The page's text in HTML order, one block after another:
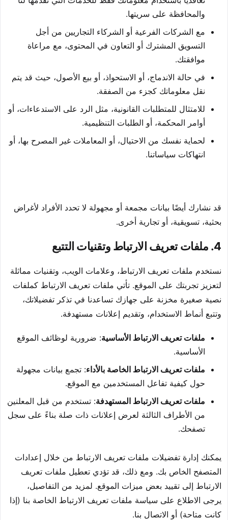
والمحافظة على سريتها.
مع الشركات الفرعية أو الشركاء التجاريين من أجل
التسويق المشترك أو التعاون في المحتوى، مع مراعاة
موافقتك.
في حالة الاندماج، أو الاستحواذ، أو بيع الأصول، حيث قد يتم
نقل معلوماتك كجزء من الصفقة.
للامتثال للمتطلبات القانونية، مثل الرد على الاستدعاءات، أو
أوامر المحكمة، أو الطلبات التنظيمية.
لحماية نفسك من الاحتيال، أو المعاملات غير المصرح بها، أو
انتهاكات سياساتنا.
قد نشارك أيضًا بيانات مجمعة أو مجهولة لا تحدد الأفراد لأغراض
بحثية، تسويقية، أو تجارية أخرى.
4. ملفات تعريف الارتباط وتقنيات التتبع
نستخدم ملفات تعريف الارتباط، وعلامات الويب، وتقنيات مماثلة
لتعزيز تجربتك على الموقع. تأتي ملفات تعريف الارتباط كملفات
نصية صغيرة مخزنة على جهازك تساعدنا في تذكر تفضيلاتك،
وتتبع أنماط الاستخدام، وتقديم إعلانات مستهدفة.
ملفات تعريف الارتباط الأساسية: ضرورية لوظائف الموقع
الأساسية.
ملفات تعريف الارتباط الخاصة بالأداء: تجمع بيانات مجهولة
حول كيفية تفاعل المستخدمين مع الموقع.
ملفات تعريف الارتباط المستهدفة: تستخدم من قبل المعلنين
من الأطراف الثالثة لعرض إعلانات ذات صلة بناءً على سجل
تصفحك.
يمكنك إدارة تفضيلات ملفات تعريف الارتباط من خلال إعدادات
المتصفح الخاص بك. ومع ذلك، قد تؤدي تعطيل ملفات تعريف
الارتباط إلى تقييد بعض ميزات الموقع. لمزيد من التفاصيل،
يرجى الاطلاع على سياسة ملفات تعريف الارتباط الخاصة بنا (إذا
كانت متاحة) أو الاتصال بنا.